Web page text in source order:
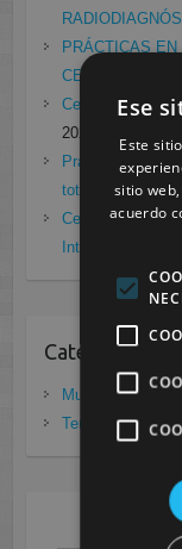
PRÁCTICAS
CESUR MURCIA
Cesur Murcia en
2021
Prácticas de
total frente a
Cesur Murcia:
Internacional
Categorias
Murcia
(281)
Tenerife (20)
Ese
Este
sitio
acuerdo